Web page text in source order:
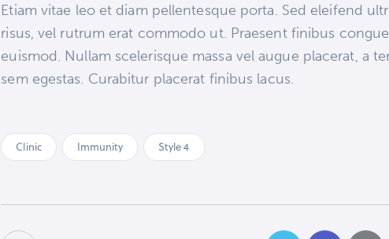
Etiam vitae leo et diam pellentesque porta. Sed eleifend
risus, vel rutrum erat commodo ut. Praesent finibus congue
euismod. Nullam scelerisque massa vel augue placerat, a
sem egestas. Curabitur placerat finibus lacus.
Clinic Immunity Style 4